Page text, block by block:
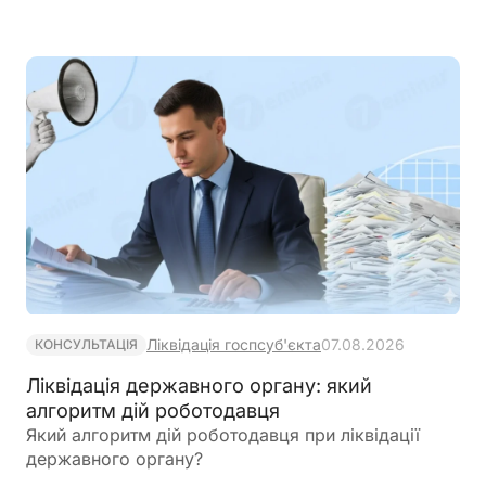
КОНСУЛЬТАЦІЯ Ліквідація госпсуб'єкта07.08.2026
Ліквідація державного органу: який
алгоритм дій роботодавця
Який алгоритм дій роботодавця при ліквідації
державного органу?